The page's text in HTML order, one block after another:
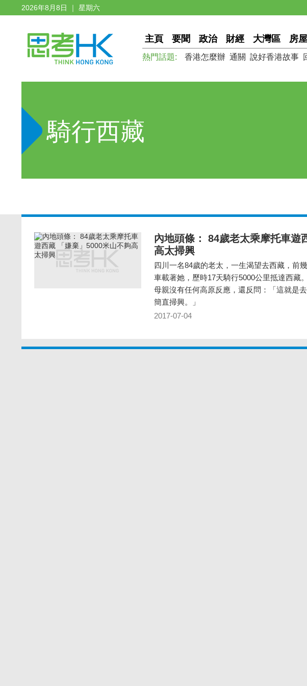
2026年8月8日 ｜ 星期六
主頁 要聞 政治 財經 大灣區 房
熱門話題: 香港怎麼辦 通關 說好香港故事
騎行西藏
內地頭條： 84歲老太乘摩托車遊
高太掃興
四川一名84歲的老太，一生渴望去西藏，前
車載著她，歷時17天騎行5000公里抵達西藏
母親沒有任何高原反應，還反問：「這就是
簡直掃興。」
2017-07-04